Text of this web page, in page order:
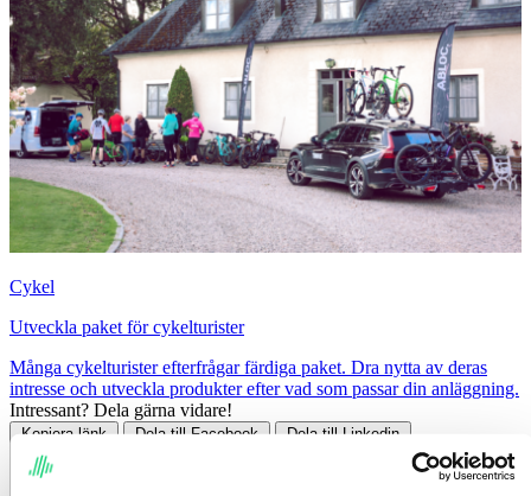
Cykel
Utveckla paket för cykelturister
Många cykelturister efterfrågar färdiga paket. Dra nytta av deras
intresse och utveckla produkter efter vad som passar din anläggning.
Intressant? Dela gärna vidare!
Kopiera länk Dela till Facebook Dela till Linkedin